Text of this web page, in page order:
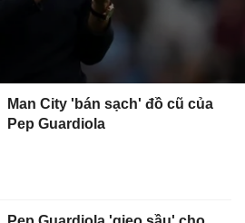
Man City 'bán sạch' đồ cũ của
Pep Guardiola